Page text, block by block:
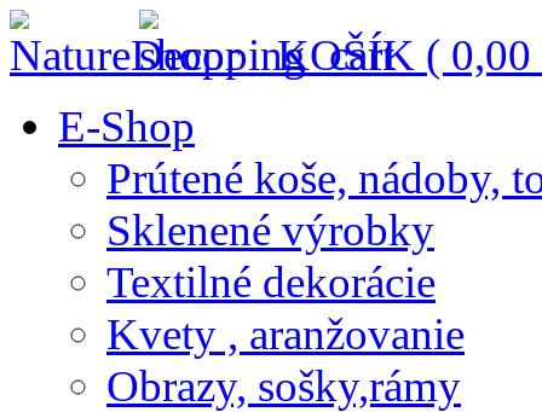
KOŠÍK ( 0,00
E-Shop
Prútené koše, nádoby,
Sklenené výrobky
Textilné dekorácie
Kvety , aranžovanie
Obrazy, sošky,rámy